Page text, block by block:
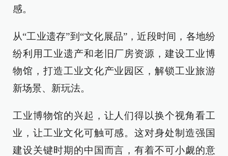
感。
从“工业遗存”到“文化展品”，近段时间，各地纷
纷利用工业遗产和老旧厂房资源，建设工业博
物馆，打造工业文化产业园区，解锁工业旅游
新场景、新玩法。
工业博物馆的兴起，让人们得以换个视角看工
业，让工业文化可触可感。这对身处制造强国
建设关键时期的中国而言，有着不可小觑的意